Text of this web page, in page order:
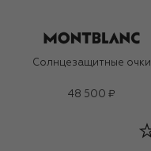
Солнцезащитные очки
48 500 ₽